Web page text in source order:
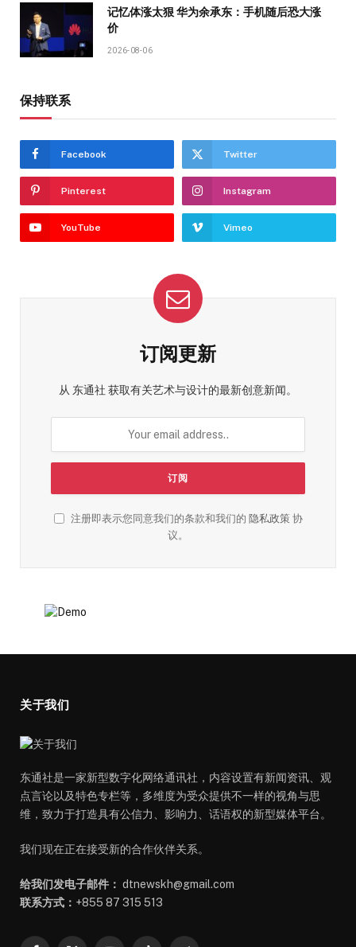
记忆体涨太狠 华为余承东：手机随后恐大涨
价
2026-08-06
保持联系
Facebook Twitter
Pinterest Instagram
YouTube Vimeo
订阅更新
从 东通社 获取有关艺术与设计的最新创意新闻。
注册即表示您同意我们的条款和我们的 隐私政策协
议。
关于我们
东通社是一家新型数字化网络通讯社，内容设置有新闻资讯、观
点言论以及特色专栏等，多维度为受众提供不一样的视角与思
维，致力于打造具有公信力、影响力、话语权的新型媒体平台。
我们现在正在接受新的合作伙伴关系。
给我们发电子邮件： dtnewskh@gmail.com
联系方式： +855 87 315 513